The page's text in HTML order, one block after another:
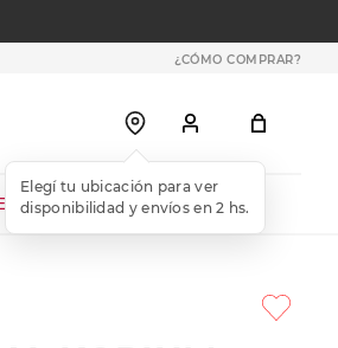
¿CÓMO COMPRAR?
WEB